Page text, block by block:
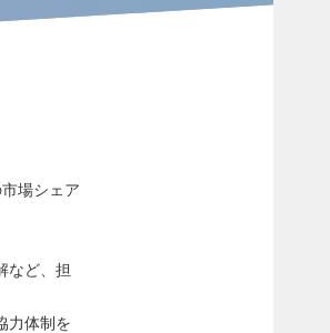
場シェア
など、担
力体制を